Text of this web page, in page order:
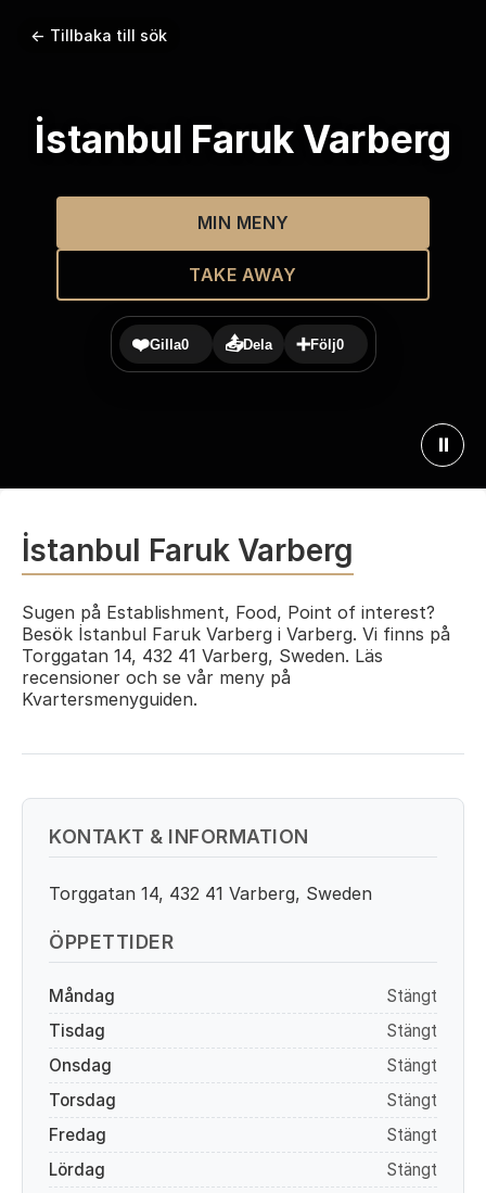
← Tillbaka till sök
İstanbul Faruk Varberg
MIN MENY
TAKE AWAY
❤️Gilla0 📤Dela ➕Följ0
⏸
İstanbul Faruk Varberg
Sugen på Establishment, Food, Point of interest?
Besök İstanbul Faruk Varberg i Varberg. Vi finns på
Torggatan 14, 432 41 Varberg, Sweden. Läs
recensioner och se vår meny på
Kvartersmenyguiden.
KONTAKT & INFORMATION
Torggatan 14, 432 41 Varberg, Sweden
ÖPPETTIDER
Måndag
Stängt
Tisdag
Stängt
Onsdag
Stängt
Torsdag
Stängt
Fredag
Stängt
Lördag
Stängt